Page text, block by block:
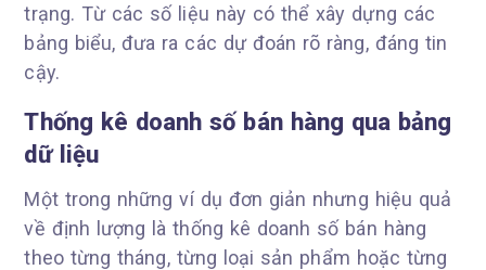
trạng. Từ các số liệu này có thể xây dựng các
bảng biểu, đưa ra các dự đoán rõ ràng, đáng tin
cậy.
Thống kê doanh số bán hàng qua bảng
dữ liệu
Một trong những ví dụ đơn giản nhưng hiệu quả
về định lượng là thống kê doanh số bán hàng
theo từng tháng, từng loại sản phẩm hoặc từng